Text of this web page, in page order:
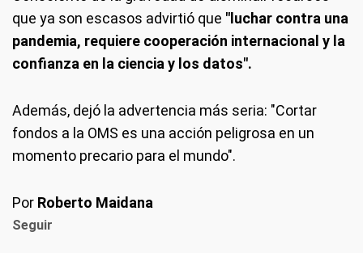
que ya son escasos advirtió que "luchar contra una
pandemia, requiere cooperación internacional y la
confianza en la ciencia y los datos".
Además, dejó la advertencia más seria: "Cortar
fondos a la OMS es una acción peligrosa en un
momento precario para el mundo".
Por Roberto Maidana
Seguir